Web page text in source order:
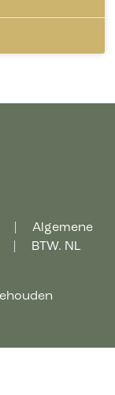
Algemene
| BTW. NL